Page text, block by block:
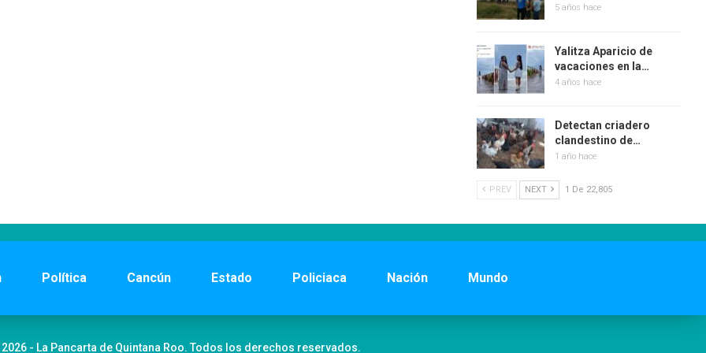
5 años hace
Yalitza Aparicio de
vacaciones en la…
4 años hace
Detectan criadero
clandestino de…
1 año hace
PREV NEXT 1 De 22,805
Política Cancún Estado Policiaca Nación Mundo
- La Pancarta de Quintana Roo. Todos los derechos reservados.